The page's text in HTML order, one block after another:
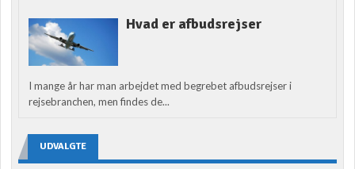
Hvad er afbudsrejser
I mange år har man arbejdet med begrebet afbudsrejser i
rejsebranchen, men findes de...
UDVALGTE